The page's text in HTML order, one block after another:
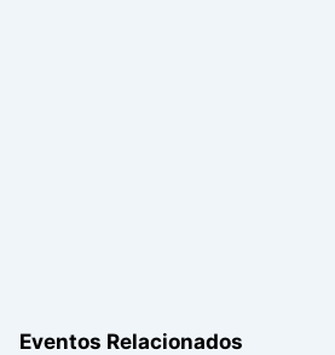
Eventos Relacionados